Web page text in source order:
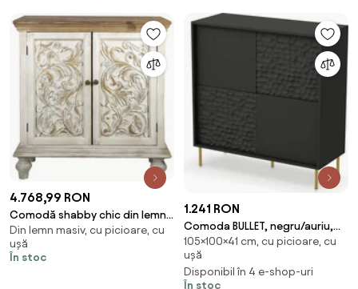
4.768,99 RON
Comodă shabby chic din lemn,
alb antichizat, cu detalii
sculptate manual, „Fleur de Lys”
Din lemn masiv, cu picioare, cu
ușă
În stoc
1.241 RON
Comoda BULLET, negru/auriu,
PAL laminat, 100x41x105 cm
105×100×41 cm, cu picioare, cu
ușă
Disponibil în 4 e-shop-uri
În stoc